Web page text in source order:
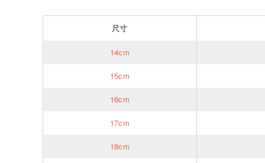
尺寸
14cm
15cm
16cm
17cm
18cm